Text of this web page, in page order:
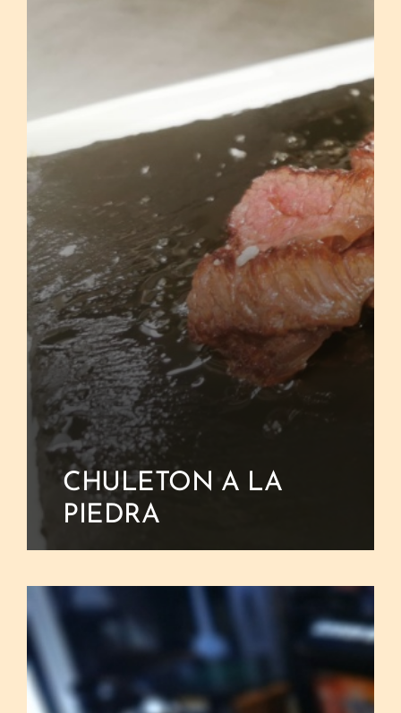
CHULETON A LA
PIEDRA